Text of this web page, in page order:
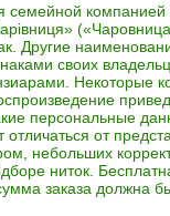
семейной компанией
Другие
своих
Некоторые
персональные
от
небольших
ниток.
заказа должна